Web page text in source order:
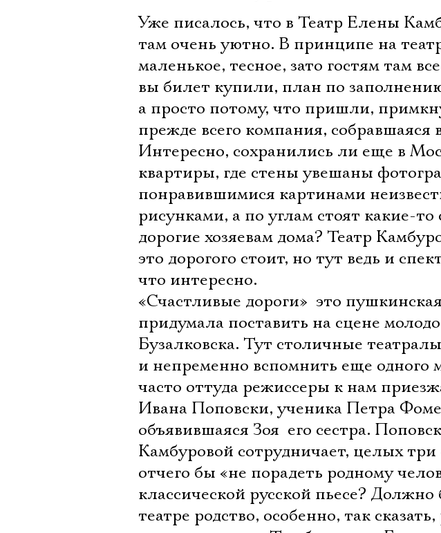
Уже писалось, что в Театр Елены
там очень уютно. В принципе на
маленькое, тесное, зато гостям там
вы билет купили, план по
а просто потому, что пришли,
прежде всего компания, собравшаяся
Интересно, сохранились ли еще в
квартиры, где стены увешаны
понравившимися картинами
рисунками, а по углам стоят какие-
дорогие хозяевам дома? Театр
это дорогого стоит, но тут ведь и
что интересно.
«Счастливые дороги»  это
придумала поставить на сцене
Бузалковска. Тут столичные
и непременно вспомнить еще одного
часто оттуда режиссеры к нам
Ивана Поповски, ученика Петра
объявившаяся Зоя  его сестра.
Камбуровой сотрудничает, целых
отчего бы «не порадеть родному
классической русской пьесе?
театре родство, особенно, так